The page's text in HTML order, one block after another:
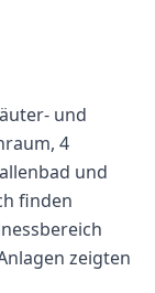
und
4
und
finden
zeigten